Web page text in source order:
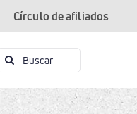
Círculo de afiliados
Buscar: